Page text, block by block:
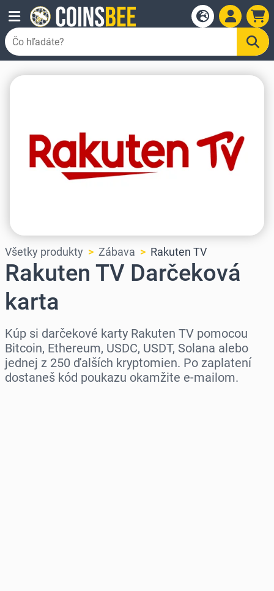
Všetky produkty Zábava Rakuten TV
Rakuten TV Darčeková
karta
Kúp si darčekové karty Rakuten TV pomocou
Bitcoin, Ethereum, USDC, USDT, Solana alebo
jednej z 250 ďalších kryptomien. Po zaplatení
dostaneš kód poukazu okamžite e-mailom.